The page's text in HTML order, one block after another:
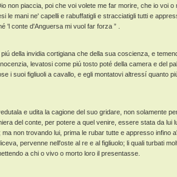
non piaccia, poi che voi volete me far morire, che io voi
le mani ne' capelli e rabuffatigli e stracciatigli tutti e
'l conte d'Anguersa mi vuol far forza ” .
della invidia cortigiana che della sua coscienza, e
levatosi come piú tosto poté della camera e del
i suoi figliuoli a cavallo, e egli montatovi altressí quanto
e udita la cagione del suo gridare, non solamente
del conte, per potere a quel venire, essere stata da lui
non trovando lui, prima le rubar tutte e appresso infino
pervenne nell'oste al re e al figliuolo; li quali turbati
a chi o vivo o morto loro il presentasse.